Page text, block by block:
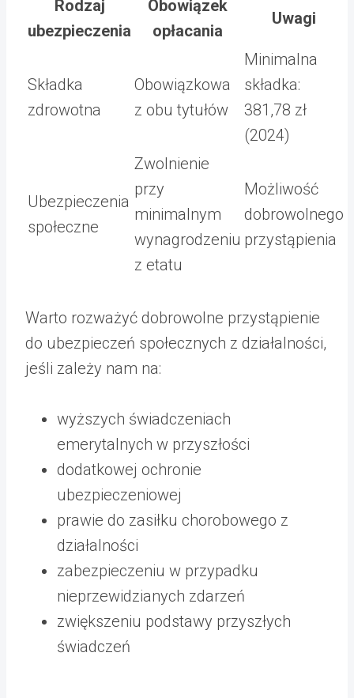
Rodzaj
ubezpieczenia
Obowiązek
opłacania
Uwagi
Składka
zdrowotna
Obowiązkowa
z obu tytułów
Minimalna
składka:
381,78 zł
(2024)
Ubezpieczenia
społeczne
Zwolnienie
przy
minimalnym
wynagrodzeniu
z etatu
Możliwość
dobrowolnego
przystąpienia
Warto rozważyć dobrowolne przystąpienie
do ubezpieczeń społecznych z działalności,
jeśli zależy nam na:
wyższych świadczeniach
emerytalnych w przyszłości
dodatkowej ochronie
ubezpieczeniowej
prawie do zasiłku chorobowego z
działalności
zabezpieczeniu w przypadku
nieprzewidzianych zdarzeń
zwiększeniu podstawy przyszłych
świadczeń